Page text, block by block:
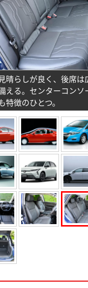
晴らしが良く、後席は
える。センターコンソ
特徴のひとつ。